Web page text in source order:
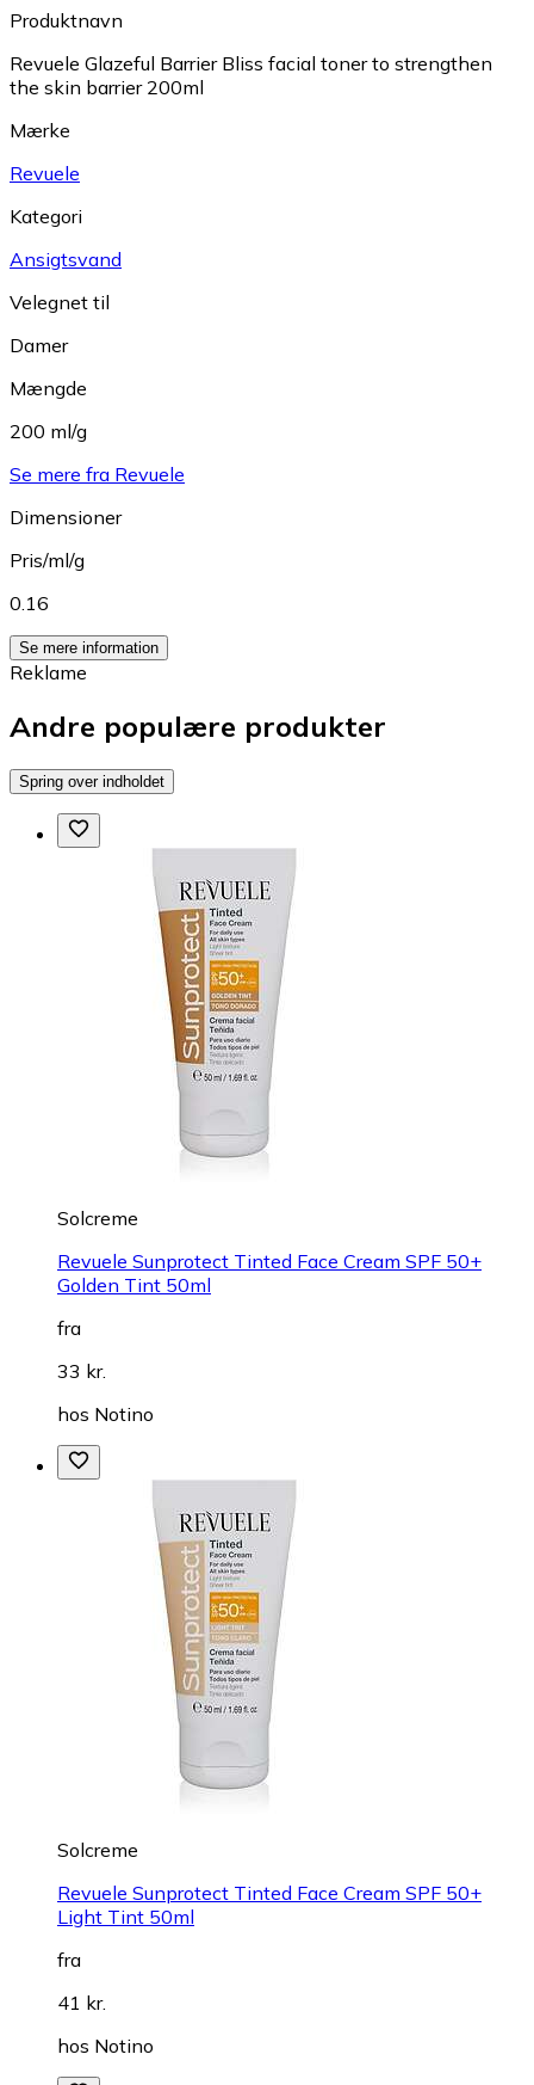
Produktnavn
Revuele Glazeful Barrier Bliss facial toner to strengthen
the skin barrier 200ml
Mærke
Revuele
Kategori
Ansigtsvand
Velegnet til
Damer
Mængde
200 ml/g
Se mere fra Revuele
Dimensioner
Pris/ml/g
0.16
Se mere information
Reklame
Andre populære produkter
Spring over indholdet
Solcreme
Revuele Sunprotect Tinted Face Cream SPF 50+
Golden Tint 50ml
fra
33 kr.
hos Notino
Solcreme
Revuele Sunprotect Tinted Face Cream SPF 50+
Light Tint 50ml
fra
41 kr.
hos Notino